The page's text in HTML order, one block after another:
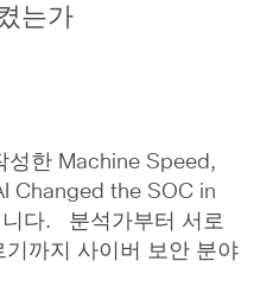
는가
성한 Machine Speed,
Changed the SOC in
다. 분석가부터 서로
까지 사이버 보안 분야